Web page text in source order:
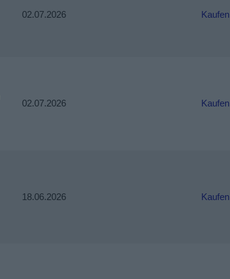
02.07.2026 Kaufen
02.07.2026 Kaufen
18.06.2026 Kaufen